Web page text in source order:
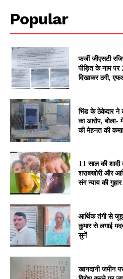
Popular
फर्जी जीएसटी
पीड़ित के नाम
दिखाकर ठगी,
भिंड के ठेकेदार ने
का आरोप, बोला-
की मेहनत की
11 साल की शादी
शराबखोरी और
संग न्याय की गुहार
आर्थिक तंगी से
कुमार से लगाई
सुनें
खानदानी जमीन